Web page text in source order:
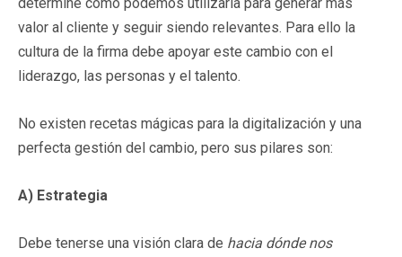
valor al cliente y seguir siendo relevantes. Para ello la
cultura de la firma debe apoyar este cambio con el
liderazgo, las personas y el talento.
No existen recetas mágicas para la digitalización y una
perfecta gestión del cambio, pero sus pilares son:
A) Estrategia
Debe tenerse una visión clara de hacia dónde nos